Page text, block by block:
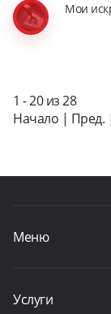
Мои
1 - 20 из 28
Начало | Пред. |
Меню
Услуги